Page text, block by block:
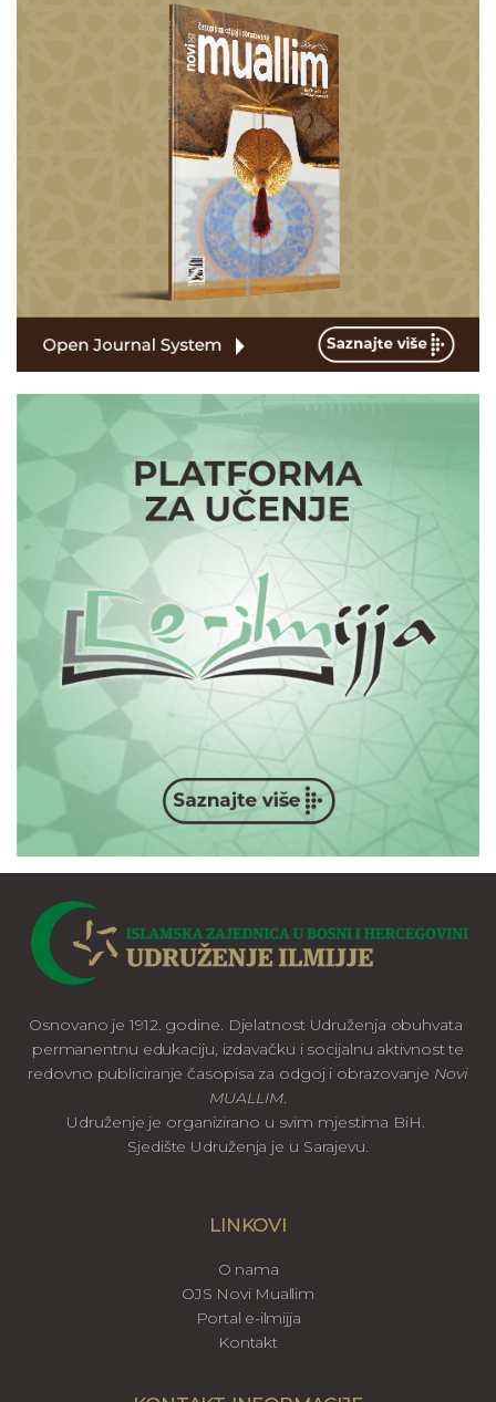
Osnovano je 1912. godine. Djelatnost Udruženja obuhvata
permanentnu edukaciju, izdavačku i socijalnu aktivnost te
redovno publiciranje časopisa za odgoj i obrazovanje Novi
MUALLIM.
Udruženje je organizirano u svim mjestima BiH.
Sjedište Udruženja je u Sarajevu.
LINKOVI
O nama
OJS Novi Muallim
Portal e-ilmijja
Kontakt